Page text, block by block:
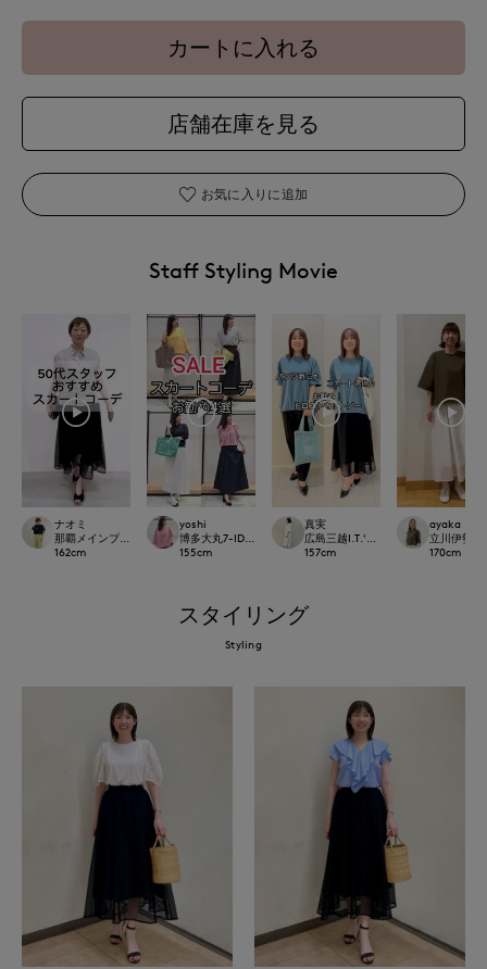
カートに入れる
店舗在庫を見る
お気に入りに追加
Staff Styling Movie
ナオミ
那覇メインプレイスI.T.'S.international
162cm
yoshi
博多大丸7-IDconcept.
155cm
真実
広島三越I.T.'S.international
157cm
ayaka
立川伊勢
170cm
スタイリング
Styling